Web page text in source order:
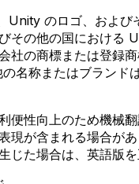
Unity のロゴ、および
その他の国における
社の商標または登録
名称またはブランド
便性向上のため機械翻
現が含まれる場合が
じた場合は、英語版を